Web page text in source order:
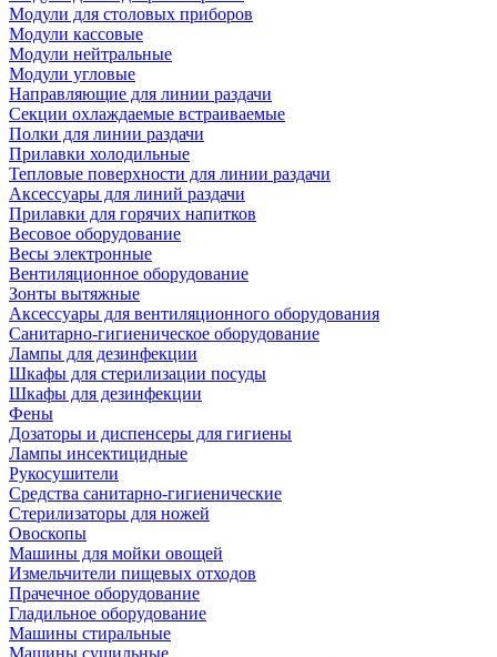
Модули для столовых приборов
Модули кассовые
Модули нейтральные
Модули угловые
Направляющие для линии раздачи
Секции охлаждаемые встраиваемые
Полки для линии раздачи
Прилавки холодильные
Тепловые поверхности для линии раздачи
Аксессуары для линий раздачи
Прилавки для горячих напитков
Весовое оборудование
Весы электронные
Вентиляционное оборудование
Зонты вытяжные
Аксессуары для вентиляционного оборудования
Санитарно-гигиеническое оборудование
Лампы для дезинфекции
Шкафы для стерилизации посуды
Шкафы для дезинфекции
Фены
Дозаторы и диспенсеры для гигиены
Лампы инсектицидные
Рукосушители
Средства санитарно-гигиенические
Стерилизаторы для ножей
Овоскопы
Машины для мойки овощей
Измельчители пищевых отходов
Прачечное оборудование
Гладильное оборудование
Машины стиральные
Машины сушильные